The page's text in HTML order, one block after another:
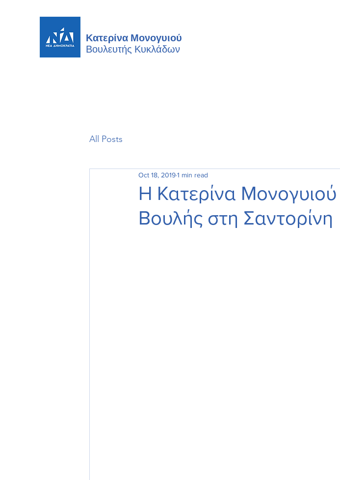
Κατερίνα Μονογυιού
Βουλευτής Κυκλάδων
All Posts
Η Κατερίνα
Βουλής στη Σαντορίνη
Oct 18, 20191 min read